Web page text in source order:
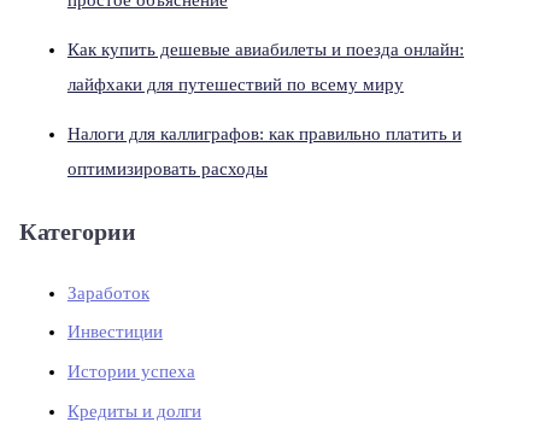
Как купить дешевые авиабилеты и поезда онлайн:
лайфхаки для путешествий по всему миру
Налоги для каллиграфов: как правильно платить и
оптимизировать расходы
Категории
Заработок
Инвестиции
Истории успеха
Кредиты и долги